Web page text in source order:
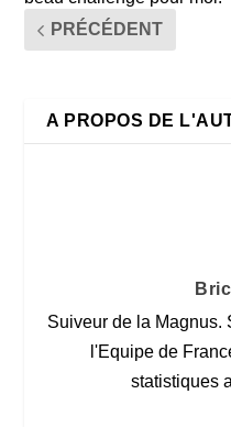
PRÉCÉDENT
A PROPOS DE
Suiveur de la Magnus.
l'Equipe de
statistiques